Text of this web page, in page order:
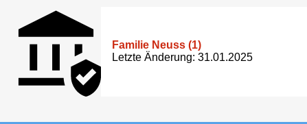
Familie Neuss (1)
Letzte Änderung: 31.01.2025